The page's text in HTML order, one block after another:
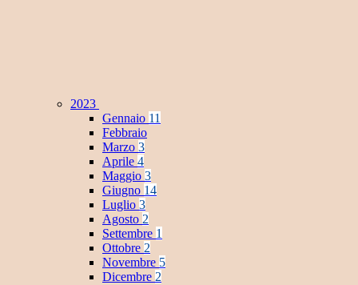
2023
Gennaio 11
Febbraio
Marzo 3
Aprile 4
Maggio 3
Giugno 14
Luglio 3
Agosto 2
Settembre 1
Ottobre 2
Novembre 5
Dicembre 2